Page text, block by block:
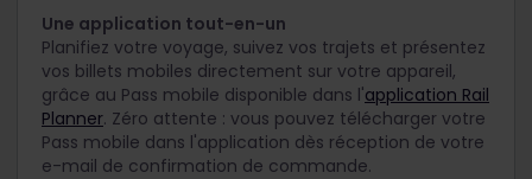
Une application tout-en-un
Planifiez votre voyage, suivez vos trajets et présentez
vos billets mobiles directement sur votre appareil,
grâce au Pass mobile disponible dans l'application Rail
Planner. Zéro attente : vous pouvez télécharger votre
Pass mobile dans l'application dès réception de votre
e-mail de confirmation de commande.